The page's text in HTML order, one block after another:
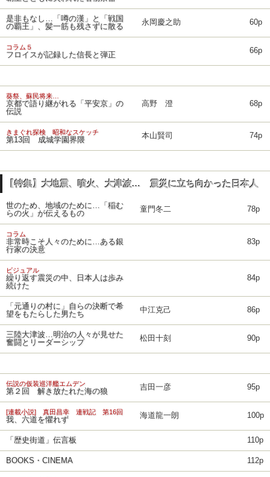
是非もなし…「噂の漢」と「戦国
の覇王」、髪一筋も残さずに散る
永岡慶之助 60p
コラム５
フロイスが記録した信長と弾正 66p
葵祭、蘇民将来…
京都で語り継がれる「平安京」の
伝説
高野 澄 68p
きまぐれ探検 昭和なスケッチ
第13回 成城学園界隈 本山賢司 74p
【特集】大地震、噴火、大津波… 震災に立ち向かった日本人
世のため、地域のために…「稲む
らの火」が伝えるもの
童門冬二 78p
コラム
非常時こそ人々のために…ある銀
行家の決意
83p
ビジュアル
繰り返す震災の中、日本人は歩み
続けた
84p
「元通りの村に」自らの決断で希
望をもたらした男たち
中江克己 86p
三陸大津波…明治の人々が見せた
奮闘とリーダーシップ
松田十刻 90p
伝説の仮装巡洋艦エムデン
第２回 解き放たれた海の狼 吉田一彦 95p
[連載小説] 真田昌幸 連戦記 第16回
我、六道を懼れず 海道龍一朗 100p
「歴史街道」伝言板 110p
BOOKS・CINEMA 112p